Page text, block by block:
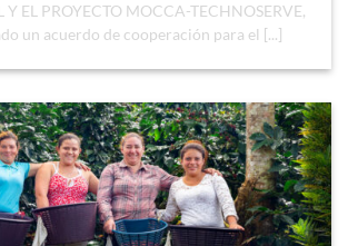
Y EL PROYECTO MOCCA-TECHNOSERVE,
un acuerdo de cooperación para el [...]